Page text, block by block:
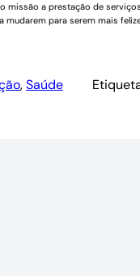
missão a prestação de
mudarem para serem mais
, Saúde